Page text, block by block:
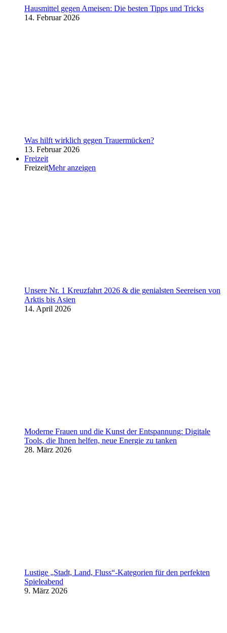
Hausmittel gegen Ameisen: Die besten Tipps und Tricks
14. Februar 2026
Was hilft wirklich gegen Trauermücken?
13. Februar 2026
Freizeit
FreizeitMehr anzeigen
Unsere Nr. 1 Kreuzfahrt 2026 & die genialsten Seereisen von
Arktis bis Asien
14. April 2026
Moderne Frauen und die Kunst der Entspannung: Digitale
Tools, die Ihnen helfen, neue Energie zu tanken
28. März 2026
Lustige „Stadt, Land, Fluss“-Kategorien für den perfekten
Spieleabend
9. März 2026